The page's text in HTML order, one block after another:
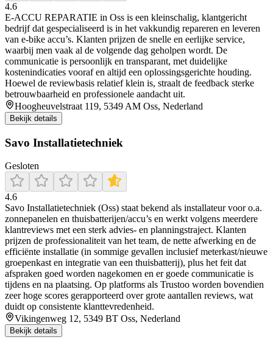
4.6
E‑ACCU REPARATIE in Oss is een kleinschalig, klantgericht
bedrijf dat gespecialiseerd is in het vakkundig repareren en leveren
van e‑bike accu’s. Klanten prijzen de snelle en eerlijke service,
waarbij men vaak al de volgende dag geholpen wordt. De
communicatie is persoonlijk en transparant, met duidelijke
kostenindicaties vooraf en altijd een oplossingsgerichte houding.
Hoewel de reviewbasis relatief klein is, straalt de feedback sterke
betrouwbaarheid en professionele aandacht uit.
Hoogheuvelstraat 119, 5349 AM Oss, Nederland
Bekijk details
Savo Installatietechniek
Gesloten
4.6
Savo Installatietechniek (Oss) staat bekend als installateur voor o.a.
zonnepanelen en thuisbatterijen/accu’s en werkt volgens meerdere
klantreviews met een sterk advies- en planningstraject. Klanten
prijzen de professionaliteit van het team, de nette afwerking en de
efficiënte installatie (in sommige gevallen inclusief meterkast/nieuwe
groepenkast en integratie van een thuisbatterij), plus het feit dat
afspraken goed worden nagekomen en er goede communicatie is
tijdens en na plaatsing. Op platforms als Trustoo worden bovendien
zeer hoge scores gerapporteerd over grote aantallen reviews, wat
duidt op consistente klanttevredenheid.
Vikingenweg 12, 5349 BT Oss, Nederland
Bekijk details